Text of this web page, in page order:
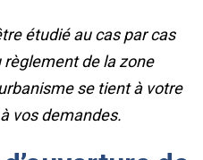
étudié au cas par cas
de la zone
se tient à votre
vos demandes.